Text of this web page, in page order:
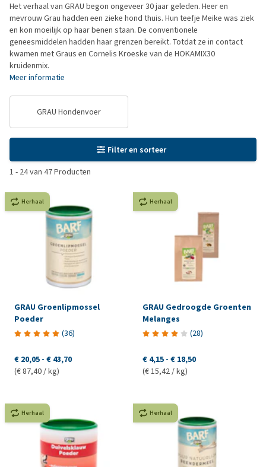
Het verhaal van GRAU begon ongeveer 30 jaar geleden. Heer en
mevrouw Grau hadden een zieke hond thuis. Hun teefje Meike was ziek
en kon moeilijk op haar benen staan. De conventionele
geneesmiddelen hadden haar grenzen bereikt. Totdat ze in contact
kwamen met Graus en Cornelis Kroeske van de HOKAMIX30
kruidenmix.
Meer informatie
GRAU Hondenvoer
Filter en sorteer
1 - 24van 47Producten
Herhaal
GRAU Groenlipmossel
Poeder
(36)
€ 20,05 - € 43,70
(€ 87,40 / kg)
Herhaal
GRAU Gedroogde Groenten
Melanges
(28)
€ 4,15 - € 18,50
(€ 15,42 / kg)
Herhaal Herhaal